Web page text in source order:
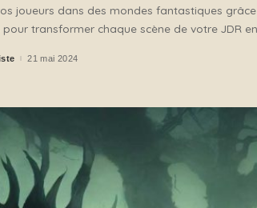
joueurs dans des mondes fantastiques
pour transformer chaque scène de votre JDR
21 mai 2024